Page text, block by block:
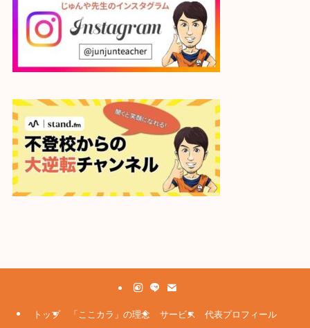
トップ 「ここカラ」の理念 サービス 代表プロフィール